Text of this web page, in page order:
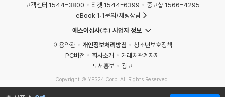
고객센터 1544-3800 티켓 1544-6399
중고샵 1566-4295
eBook 1:1문의/채팅상담
예스이십사(주) 사업자 정보
이용약관
개인정보처리방침
청소년보호정책
PC버전
회사소개
거래처관계자께
도서홍보
광고
Copyright © YES24 Corp. All Rights Reserved.
MATOM7